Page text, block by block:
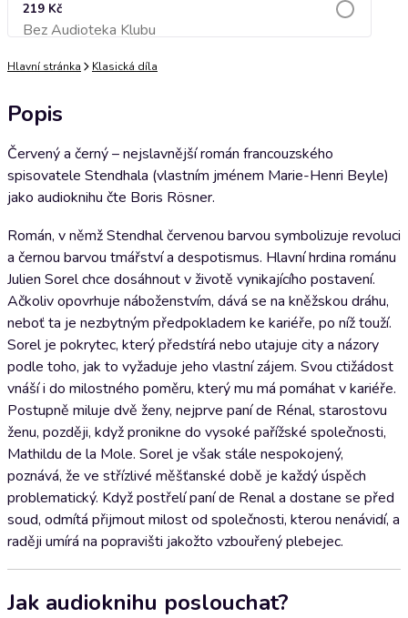
219 Kč
Bez Audioteka KlubuPřidat do košíku
Hlavní stránka Klasická díla
Popis
Červený a černý – nejslavnější román francouzského
spisovatele Stendhala (vlastním jménem Marie-Henri Beyle)
jako audioknihu čte Boris Rösner.
Román, v němž Stendhal červenou barvou symbolizuje revoluci
a černou barvou tmářství a despotismus. Hlavní hrdina románu
Julien Sorel chce dosáhnout v životě vynikajícího postavení.
Ačkoliv opovrhuje náboženstvím, dává se na kněžskou dráhu,
neboť ta je nezbytným předpokladem ke kariéře, po níž touží.
Sorel je pokrytec, který předstírá nebo utajuje city a názory
podle toho, jak to vyžaduje jeho vlastní zájem. Svou ctižádost
vnáší i do milostného poměru, který mu má pomáhat v kariéře.
Postupně miluje dvě ženy, nejprve paní de Rénal, starostovu
ženu, později, když pronikne do vysoké pařížské společnosti,
Mathildu de la Mole. Sorel je však stále nespokojený,
poznává, že ve střízlivé měšťanské době je každý úspěch
problematický. Když postřelí paní de Renal a dostane se před
soud, odmítá přijmout milost od společnosti, kterou nenávidí, a
raději umírá na popravišti jakožto vzbouřený plebejec.
Jak audioknihu poslouchat?